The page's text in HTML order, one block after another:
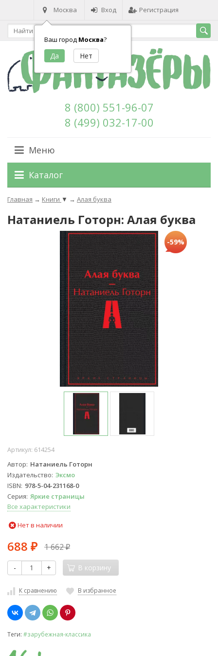
Москва
Ваш город Москва?
Вход Регистрация
8 (800) 551-96-07
8 (499) 032-17-00
Меню
Каталог
Главная → Книги ▼ → Алая буква
Натаниель Готорн: Алая буква
-59%
Артикул: 614254
Автор Натаниель Готорн
Издательство Эксмо
ISBN 978-5-04-231168-0
Серия Яркие страницы
Все характеристики
Нет в наличии
688 ₽ 1 662₽
- + В корзину
К сравнению В избранное
Теги: #зарубежная-классика